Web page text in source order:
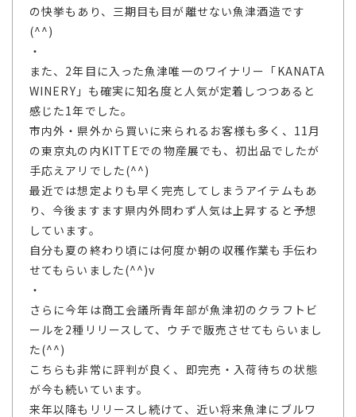
の快挙もあり、三期目も目が離せない魚津酒造です
(^^)
・
また、2年目に入った魚津唯一のワイナリー「KANATA
WINERY」も確実に知名度と人気が定着しつつあると
感じた1年でした。
市内外・県外から買いに来られるお客様も多く、11月
の東京丸の内KITTEでの物産展でも、初出品でしたが
手応えアリでした(^^)
最近では想定よりも早く完売してしまうアイテムもあ
り、今後ますます県内外問わず人気は上昇すると予想
しています。
自分も夏の終わり頃には何度か朝の収穫作業も手伝わ
せてもらいました(^^)v
・
さらに今年は商工会議所青年部が魚津初のクラフトビ
ールを2種リリースして、ウチで販売させてもらいまし
た(^^)
こちらも非常に評判が良く、即完売・入荷待ちの状態
が今も続いています。
来年以降もリリースし続けて、近い将来魚津にブルワ